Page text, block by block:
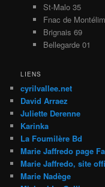
St-Malo 35
Fnac de
Brignais 69
Bellegarde 01
LIENS
cyrilvallee.net
David Arraez
Juliette Derenne
Karinka
La Foumilère Bd
Marie Jaffredo page
Marie Jaffredo, site
Marie Nadège